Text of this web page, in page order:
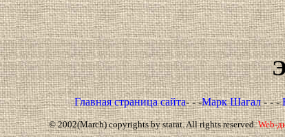
Главная страница сайта- - -Марк Шагал- - -
© 2002(March) copyrights by starat. All rights reserved.Web-